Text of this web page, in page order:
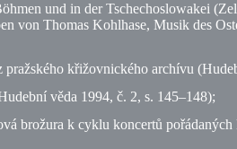
und in der Tschechoslowakei
von Thomas Kohlhase, Musik des
křižovnického archívu
věda 1994, č. 2, s. 145–148);
brožura k cyklu koncertů